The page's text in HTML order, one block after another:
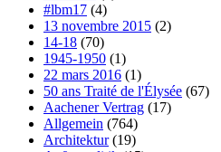
#lbm17 (4)
13 novembre 2015 (2)
14-18 (70)
1945-1950 (1)
22 mars 2016 (1)
50 ans Traité de l'Élysée (67)
Aachener Vertrag (17)
Allgemein (764)
Architektur(19)